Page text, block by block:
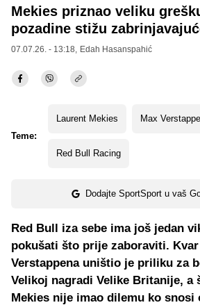
Mekies priznao veliku
pozadine stižu
07.07.26. - 13:18, Edah Hasanspahić
Teme:
Laurent Mekies Max
Red Bull Racing
Dodajte SportSport u vaš
Red Bull iza sebe ima još jedan
pokušati što prije zaboraviti.
Verstappena uništio je priliku za
Velikoj nagradi Velike Britanije, a
Mekies nije imao dilemu ko snosi